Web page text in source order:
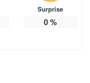
Surprise
0%